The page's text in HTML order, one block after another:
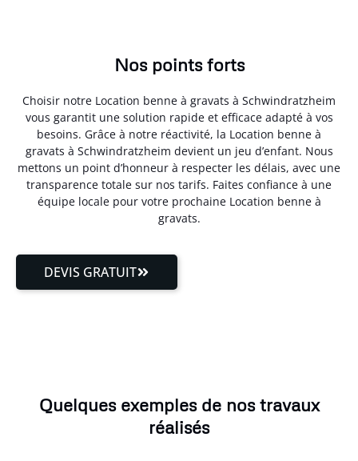
Nos points forts
Choisir notre Location benne à gravats à Schwindratzheim
vous garantit une solution rapide et efficace adapté à vos
besoins. Grâce à notre réactivité, la Location benne à
gravats à Schwindratzheim devient un jeu d’enfant. Nous
mettons un point d’honneur à respecter les délais, avec une
transparence totale sur nos tarifs. Faites confiance à une
équipe locale pour votre prochaine Location benne à
gravats.
DEVIS GRATUIT
Quelques exemples de nos travaux
réalisés